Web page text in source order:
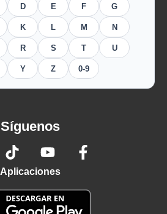
D E F G
K L M N
R S T U
Y Z 0-9
Síguenos
Aplicaciones